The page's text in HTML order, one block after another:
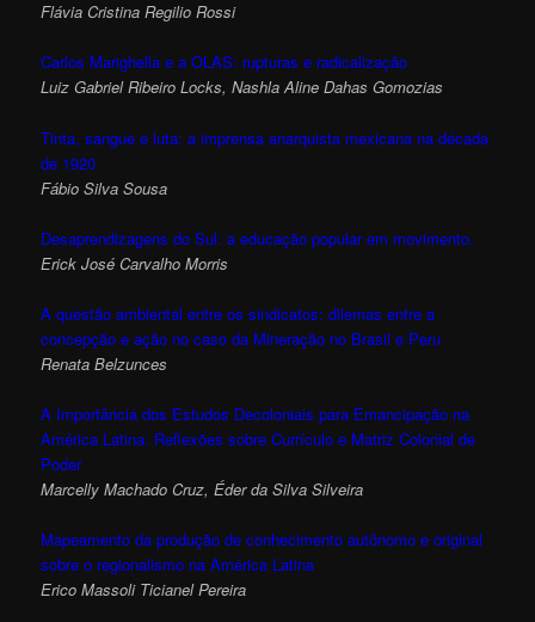
Flávia Cristina Regilio Rossi
Carlos Marighella e a OLAS: rupturas e radicalização
Luiz Gabriel Ribeiro Locks, Nashla Aline Dahas Gomozias
Tinta, sangue e luta: a imprensa anarquista mexicana na década
de 1920
Fábio Silva Sousa
Desaprendizagens do Sul: a educação popular em movimento.
Erick José Carvalho Morris
A questão ambiental entre os sindicatos: dilemas entre a
concepção e ação no caso da Mineração no Brasil e Peru
Renata Belzunces
A Importância dos Estudos Decoloniais para Emancipação na
América Latina: Reflexões sobre Currículo e Matriz Colonial de
Poder
Marcelly Machado Cruz, Éder da Silva Silveira
Mapeamento da produção de conhecimento autônomo e original
sobre o regionalismo na América Latina
Erico Massoli Ticianel Pereira